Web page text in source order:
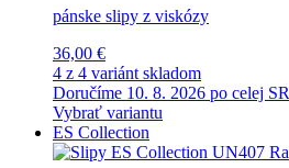
pánske slipy z viskózy
36,00 €
4 z 4 variánt skladom
Doručíme 10. 8. 2026 po celej SR
Vybrať variantu
ES Collection